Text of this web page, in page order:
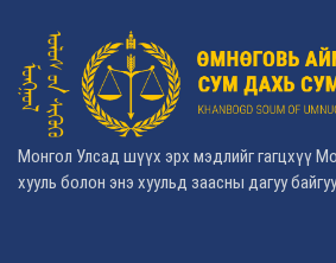
Монгол Улсад шүүх эрх мэдлийг гагцхүү
хууль болон энэ хуульд заасны дагуу